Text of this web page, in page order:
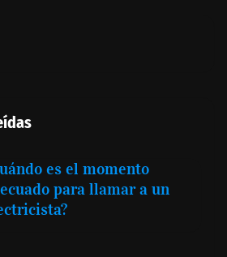
es el momento
para llamar a un